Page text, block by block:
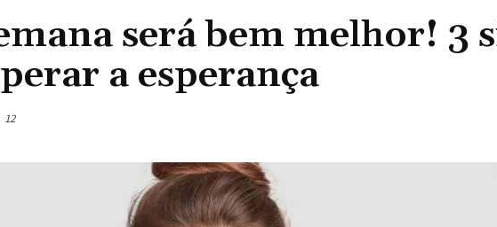
será bem melhor! 3
a esperança
12